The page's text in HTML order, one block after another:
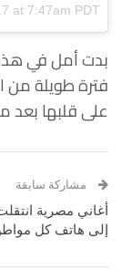
at 7:47am PDT
بدت أمل في
فترة طويلة من
على قلبها بعد
مشاركة سابقة
أغاني مصرية
إلى هاتف كل